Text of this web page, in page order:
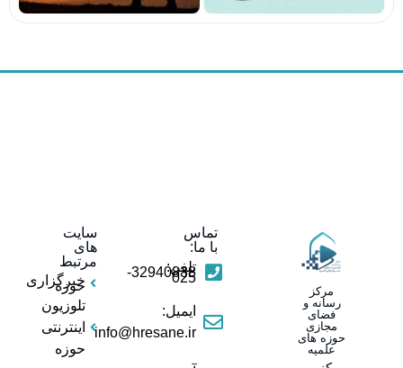
مرکز
رسانه و
فضای
مجازی
حوزه های
علمیه
تماس
با ما:
تلفن:
32940838- 025
ایمیل:
info@hresane.ir
سایت
های
مرتبط
خبرگزاری
حوزه
تلوزیون
اینترنتی
حوزه